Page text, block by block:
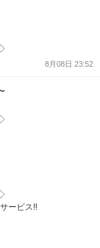
8月08日 23:52
ービス!!